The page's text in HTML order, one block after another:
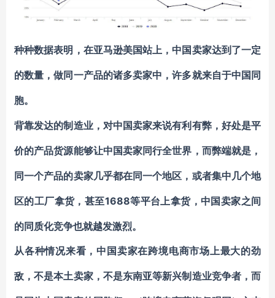
种种数据表明，在亚马逊美国站上，中国卖家达到了一定
的数量，做同一产品的诸多卖家中，许多就来自于中国同
胞。
背靠发达的制造业，对中国卖家来说有利有弊，好处是平
价的产品货源能够让中国卖家同行全世界，而弊端就是，
同一个产品的卖家几乎都在同一个地区，或者集中几个地
区的工厂拿货，甚至1688等平台上拿货，中国卖家之间
的同质化竞争也就越发激烈。
从各种情况来看，中国卖家在跨境电商市场上最大的劲
敌，不是本土卖家，不是东南亚等新兴制造业竞争者，而